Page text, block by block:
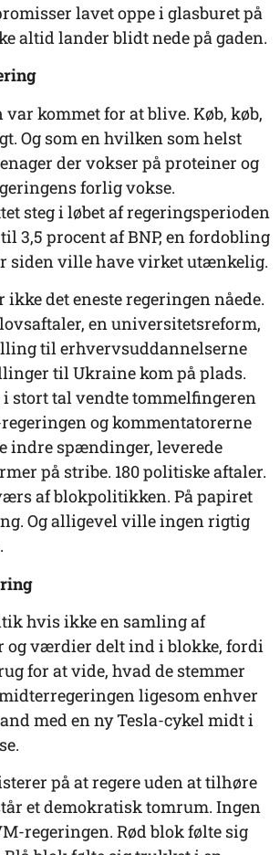
lavet oppe i glasburet på
altid lander blidt nede på gaden.
kommet for at blive. Køb, køb,
Og som en hvilken som helst
der vokser på proteiner og
forlig vokse.
steg i løbet af regeringsperioden
3,5 procent af BNP, en fordobling
siden ville have virket utænkelig.
det eneste regeringen nåede.
en universitetsreform,
til erhvervsuddannelserne
til Ukraine kom på plads.
stort tal vendte tommelfingeren
og kommentatorerne
indre spændinger, leverede
på stribe. 180 politiske aftaler.
af blokpolitikken. På papiret
Og alligevel ville ingen rigtig
hvis ikke en samling af
og værdier delt ind i blokke, fordi
for at vide, hvad de stemmer
ligesom enhver
med en ny Tesla-cykel midt i
på at regere uden at tilhøre
et demokratisk tomrum. Ingen
regeringen. Rød blok følte sig